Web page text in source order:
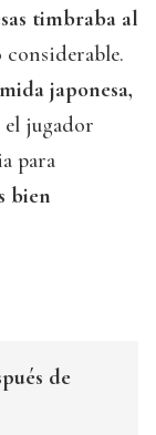
timbraba al
considerable.
japonesa,
jugador
para
bien
de